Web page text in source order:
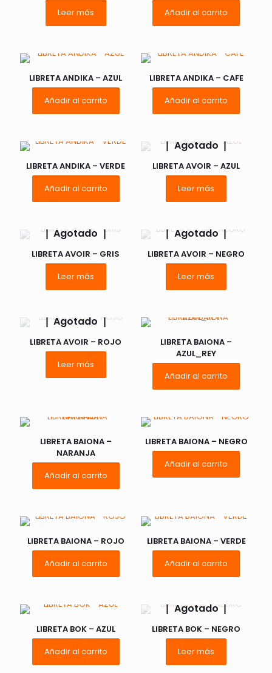
Leer más
Añadir al carrito
LIBRETA ANDIKA – AZUL
Añadir al carrito
LIBRETA ANDIKA – CAFE
Añadir al carrito
LIBRETA ANDIKA – VERDE
Añadir al carrito
Agotado
LIBRETA AVOIR – AZUL
Leer más
Agotado
LIBRETA AVOIR – GRIS
Leer más
Agotado
LIBRETA AVOIR – NEGRO
Leer más
Agotado
LIBRETA AVOIR – ROJO
Leer más
LIBRETA BAIONA –
AZUL_REY
Añadir al carrito
LIBRETA BAIONA –
NARANJA
Añadir al carrito
LIBRETA BAIONA – NEGRO
Añadir al carrito
LIBRETA BAIONA – ROJO
Añadir al carrito
LIBRETA BAIONA – VERDE
Añadir al carrito
LIBRETA BOK – AZUL
Añadir al carrito
Agotado
LIBRETA BOK – NEGRO
Leer más